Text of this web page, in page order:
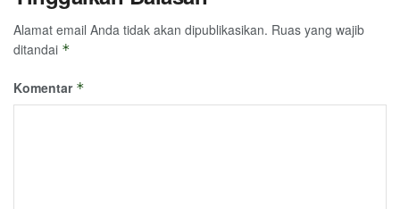
Alamat email Anda tidak akan dipublikasikan. Ruas yang wajib
ditandai *
Komentar *